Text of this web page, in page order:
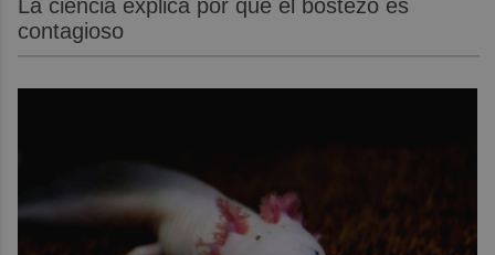
La ciencia explica por qué el bostezo es
contagioso